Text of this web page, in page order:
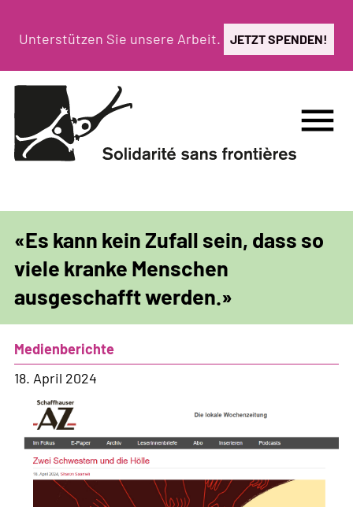
zumUnterstützen Sie unsere Arbeit. JETZT SPENDEN!
menu
«Es kann kein Zufall sein, dass so
viele kranke Menschen
ausgeschafft werden.»
Medienberichte
18. April 2024